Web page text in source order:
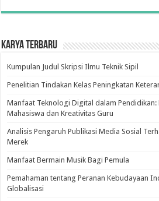
Karya Terbaru
Kumpulan Judul Skripsi Ilmu Teknik Sipil
Penelitian Tindakan Kelas Peningkatan
Manfaat Teknologi Digital dalam Pendidikan:
Mahasiswa dan Kreativitas Guru
Analisis Pengaruh Publikasi Media Sosial
Merek
Manfaat Bermain Musik Bagi Pemula
Pemahaman tentang Peranan Kebudayaan
Globalisasi